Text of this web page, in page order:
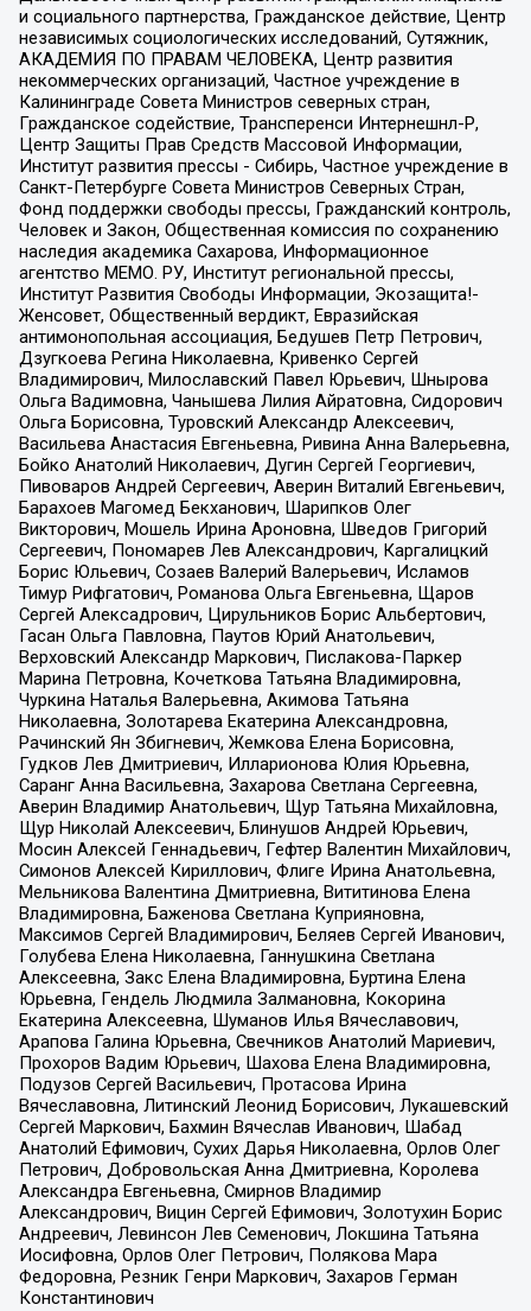
и социального партнерства, Гражданское действие, Центр
независимых социологических исследований, Сутяжник,
АКАДЕМИЯ ПО ПРАВАМ ЧЕЛОВЕКА, Центр развития
некоммерческих организаций, Частное учреждение в
Калининграде Совета Министров северных стран,
Гражданское содействие, Трансперенси Интернешнл-Р,
Центр Защиты Прав Средств Массовой Информации,
Институт развития прессы - Сибирь, Частное учреждение в
Санкт-Петербурге Совета Министров Северных Стран,
Фонд поддержки свободы прессы, Гражданский контроль,
Человек и Закон, Общественная комиссия по сохранению
наследия академика Сахарова, Информационное
агентство МЕМО. РУ, Институт региональной прессы,
Институт Развития Свободы Информации, Экозащита!-
Женсовет, Общественный вердикт, Евразийская
антимонопольная ассоциация, Бедушев Петр Петрович,
Дзугкоева Регина Николаевна, Кривенко Сергей
Владимирович, Милославский Павел Юрьевич, Шнырова
Ольга Вадимовна, Чанышева Лилия Айратовна, Сидорович
Ольга Борисовна, Туровский Александр Алексеевич,
Васильева Анастасия Евгеньевна, Ривина Анна Валерьевна,
Бойко Анатолий Николаевич, Дугин Сергей Георгиевич,
Пивоваров Андрей Сергеевич, Аверин Виталий Евгеньевич,
Барахоев Магомед Бекханович, Шарипков Олег
Викторович, Мошель Ирина Ароновна, Шведов Григорий
Сергеевич, Пономарев Лев Александрович, Каргалицкий
Борис Юльевич, Созаев Валерий Валерьевич, Исламов
Тимур Рифгатович, Романова Ольга Евгеньевна, Щаров
Сергей Алексадрович, Цирульников Борис Альбертович,
Гасан Ольга Павловна, Паутов Юрий Анатольевич,
Верховский Александр Маркович, Пислакова-Паркер
Марина Петровна, Кочеткова Татьяна Владимировна,
Чуркина Наталья Валерьевна, Акимова Татьяна
Николаевна, Золотарева Екатерина Александровна,
Рачинский Ян Збигневич, Жемкова Елена Борисовна,
Гудков Лев Дмитриевич, Илларионова Юлия Юрьевна,
Саранг Анна Васильевна, Захарова Светлана Сергеевна,
Аверин Владимир Анатольевич, Щур Татьяна Михайловна,
Щур Николай Алексеевич, Блинушов Андрей Юрьевич,
Мосин Алексей Геннадьевич, Гефтер Валентин Михайлович,
Симонов Алексей Кириллович, Флиге Ирина Анатольевна,
Мельникова Валентина Дмитриевна, Вититинова Елена
Владимировна, Баженова Светлана Куприяновна,
Максимов Сергей Владимирович, Беляев Сергей Иванович,
Голубева Елена Николаевна, Ганнушкина Светлана
Алексеевна, Закс Елена Владимировна, Буртина Елена
Юрьевна, Гендель Людмила Залмановна, Кокорина
Екатерина Алексеевна, Шуманов Илья Вячеславович,
Арапова Галина Юрьевна, Свечников Анатолий Мариевич,
Прохоров Вадим Юрьевич, Шахова Елена Владимировна,
Подузов Сергей Васильевич, Протасова Ирина
Вячеславовна, Литинский Леонид Борисович, Лукашевский
Сергей Маркович, Бахмин Вячеслав Иванович, Шабад
Анатолий Ефимович, Сухих Дарья Николаевна, Орлов Олег
Петрович, Добровольская Анна Дмитриевна, Королева
Александра Евгеньевна, Смирнов Владимир
Александрович, Вицин Сергей Ефимович, Золотухин Борис
Андреевич, Левинсон Лев Семенович, Локшина Татьяна
Иосифовна, Орлов Олег Петрович, Полякова Мара
Федоровна, Резник Генри Маркович, Захаров Герман
Константинович